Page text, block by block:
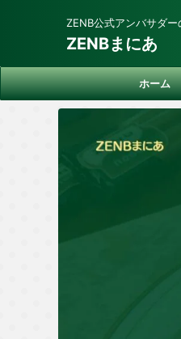
ZENB公式アンバサダー
ZENBまにあ
ホーム